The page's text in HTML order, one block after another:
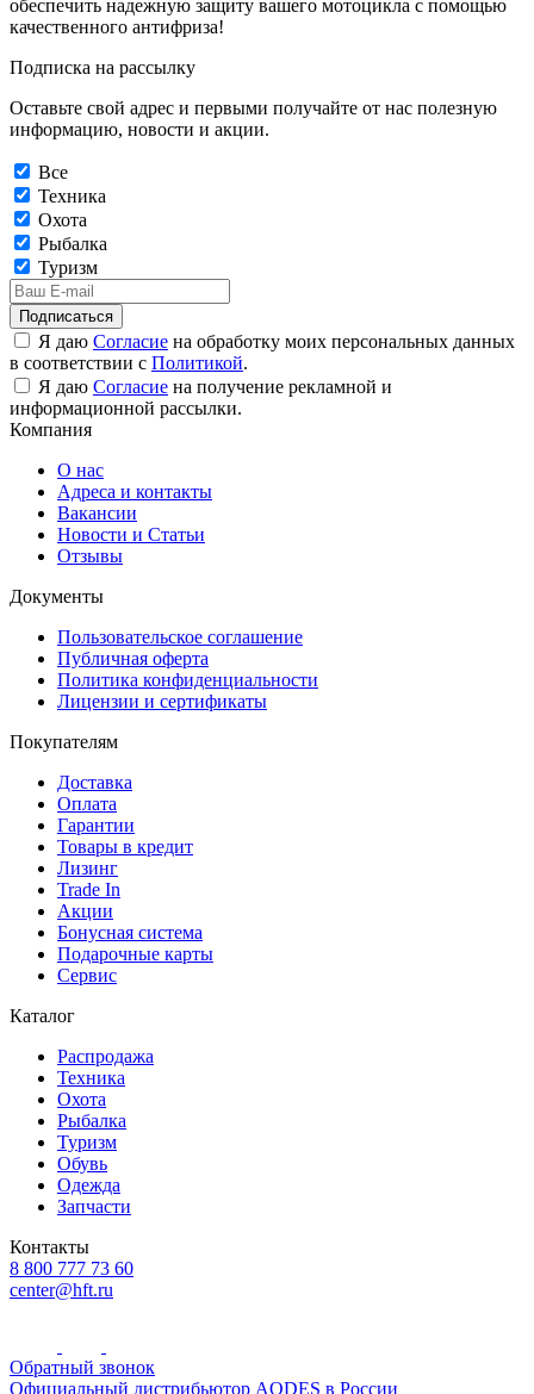
обеспечить надежную защиту вашего мотоцикла с помощью
качественного антифриза!
Подписка на рассылку
Оставьте свой адрес и первыми получайте от нас полезную
информацию, новости и акции.
Все
Техника
Охота
Рыбалка
Туризм
Подписаться
Я даю Согласие на обработку моих персональных данных
в соответствии с Политикой.
Я даю Согласие на получение рекламной и
информационной рассылки.
Компания
О нас
Адреса и контакты
Вакансии
Новости и Статьи
Отзывы
Документы
Пользовательское соглашение
Публичная оферта
Политика конфиденциальности
Лицензии и сертификаты
Покупателям
Доставка
Оплата
Гарантии
Товары в кредит
Лизинг
Trade In
Акции
Бонусная система
Подарочные карты
Сервис
Каталог
Распродажа
Техника
Охота
Рыбалка
Туризм
Обувь
Одежда
Запчасти
Контакты
8 800 777 73 60
center@hft.ru
Обратный звонок
Официальный дистрибьютор AODES в России